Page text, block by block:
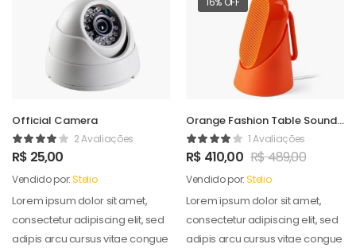
Official Camera
2 Avaliações
R$ 25,00
Vendido por:Stelio
Lorem ipsum dolor sit amet,
consectetur adipiscing elit, sed
adipis arcu cursus vitae congue
Orange Fashion Table Sound
Maker
1 Avaliações
R$ 410,00 R$489,00
Vendido por:Stelio
Lorem ipsum dolor sit amet,
consectetur adipiscing elit, sed
adipis arcu cursus vitae congue